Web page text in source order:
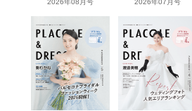
2026年08月号 2026年07月号